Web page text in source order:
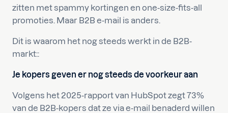
zitten met spammy kortingen en one-size-fits-all
promoties. Maar B2B e-mail is anders.
Dit is waarom het nog steeds werkt in de B2B-
markt::
Je kopers geven er nog steeds de voorkeur aan
Volgens het 2025-rapport van HubSpot zegt 73%
van de B2B-kopers dat ze via e-mail benaderd willen